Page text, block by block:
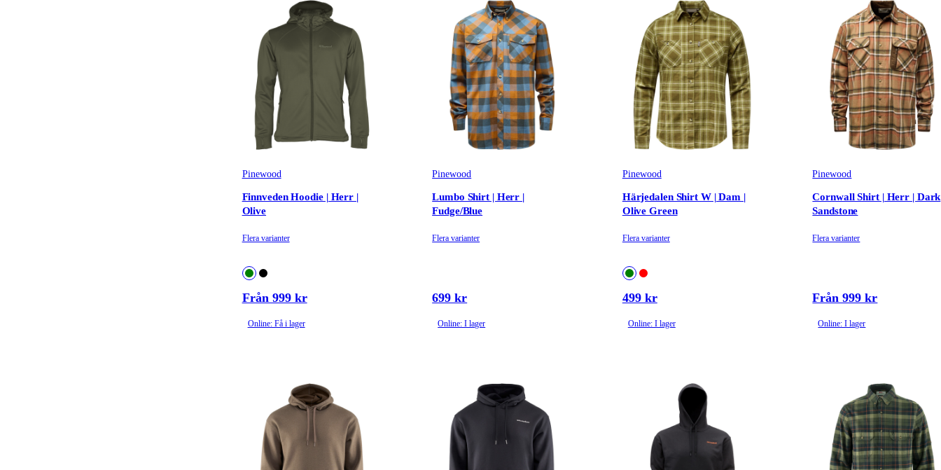
Pinewood
Finnveden Hoodie | Herr |
Olive
Flera varianter
Från 999 kr
Online: Få i lager
Pinewood
Lumbo Shirt | Herr |
Fudge/Blue
Flera varianter
699 kr
Online: I lager
Pinewood
Härjedalen Shirt W | Dam |
Olive Green
Flera varianter
499 kr
Online: I lager
Pinewood
Cornwall Shirt | Herr | Dark
Sandstone
Flera varianter
Från 999 kr
Online: I lager